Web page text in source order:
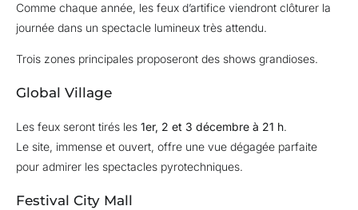
Comme chaque année, les feux d’artifice viendront clôturer la
journée dans un spectacle lumineux très attendu.
Trois zones principales proposeront des shows grandioses.
Global Village
Les feux seront tirés les 1er, 2 et 3 décembre à 21 h.
Le site, immense et ouvert, offre une vue dégagée parfaite
pour admirer les spectacles pyrotechniques.
Festival City Mall